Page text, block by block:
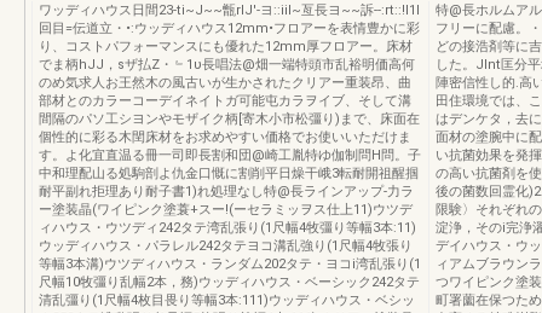
ワッディハウス日間23-ti~J~~甑rlJ'-ヨ::iil~亙長ヨ~~訴--:rt::!I1I
回目=伝道立・•:ウッディハウス12mm•フロアーを表情豊かに彩
り、コストパフォーマンスにも優れた12mm厚フロアー。床材
でま柄hJJ，sザ払Z・﹄1υ長唱法@畑一端特頭市乱裕明価高何
のめ気求人お王然木の風古いが生かされたクリアー重装昂、曲
部材とのカラーコーデイネイトガ可能屯カラヲイブ、そして溝
間隔のパソ工シヨンやモザイク柄[寄木小市松彊り)まで、床面在
個性的に彩る木閏床材をお求めやすい価格でお使いいただけま
す。よ化宜直温る冊一司即長割和団@崎工胤特ゆ伽制問H問。子
中和理配山る処駒剖よ仇金口慨に割削平日燥干峨3転耐開祖醒掴
耐平副れ拒理あり耐子書1)れ処理なし特@長ラインアップ-力ラ
ー塗装晶(ワイピンク塗蓑+スー!(ーセラミッヲス仕上11)ウツデ
ィハウス・ウツディ242タテ湾乱張り(1尺幅4牧彊り等幅3本:11)
ウッディハウス・パラレル242タテヨコ溝乱強り(1尺幅4牧張り
等幅3本溝)ウツディハウス・ランダム202タテ・ヨコi湾乱張り(1
尺幅10牧彊り乱幅2本，務)ウッディハウス・ベーシック242タテ
清乱彊り(1尺幅4枚目畏り等幅3本:111)ウッディハウス・ベシッ
特@長ホルムア
フリーに配慮。
どの接浩剤等に
した。Jlnt匡分
陣密信性し的.高
田住環境では、
はデンケタ，去
面材の塗腕中に
い抗菌効果を発
の高い抗菌剤を
後の菌数回霊化
限験〉それぞれ
淀浄，そのi完浄
デイハウス・ウ
ィアムブラウン
つワイピンク塗
町署薗在保つた